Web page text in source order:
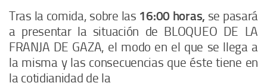
Tras la comida, sobre las 16:00 horas, se pasará
a presentar la situación de BLOQUEO DE LA
FRANJA DE GAZA, el modo en el que se llega a
la misma y las consecuencias que éste tiene en
la cotidianidad de la